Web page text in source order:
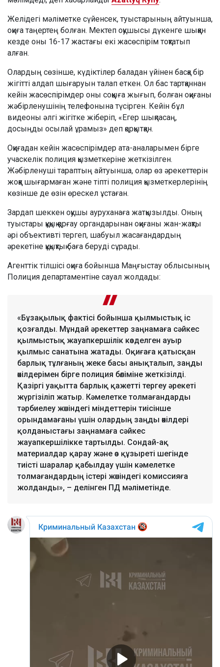
Желідегі мәліметке сүйенсек, туыстарының айтуынша,
оқиға таңертең болған. Мектеп оқушысы дүкенге шыққан
кезде оны 16-17 жастағы екі жасөспірім тоқтатып
алған.
Олардың сөзінше, күдіктілер баладан үйінен басқа бір
жігітті алдап шығаруын талап еткен. Ол бас тартқаннан
кейін жасөспірімдер оны соққыға жығып, болған оқиғаны
жәбірленушінің телефонына түсірген. Кейін бұл
видеоны әлгі жігітке жіберіп, «Егер шықпасаң,
досыңды осылай ұрамыз» деп қорқытқан.
Оқиғадан кейін жасөспірімдер ата-аналарымен бірге
учаскелік полиция қызметкеріне жеткізілген.
Жәбірленуші тараптың айтуынша, олар өз әрекеттерін
жоққа шығармаған және тіпті полиция қызметкерлерінің
көзінше де өзін өрескел ұстаған.
Зардап шеккен оқушы ауруханаға жатқызылды. Оның
туыстары құқық қорғау органдарынан оқиғаны жан-жақты
әрі объективті тергеп, шабуыл жасағандардың
әрекетіне құқықтық баға беруді сұрады.
Агенттік тілшісі оқиға бойынша Маңғыстау облысының
Полиция департаментіне сауал жолдады:
«Бұзақылық фактісі бойынша қылмыстық іс
қозғалды. Мұндай әрекеттер заңнамаға сәйкес
қылмыстық жауапкершілік көзделген ауыр
қылмыс санатына жатады. Оқиғаға қатысқан
барлық тұлғаның жеке басы анықталып, заңды
өкілдерімен бірге полиция бөліміне жеткізілді.
Қазіргі уақытта барлық қажетті тергеу әрекеті
жүргізіліп жатыр. Кәмелетке толмағандарды
тәрбиелеу жөніндегі міндеттерін тиісінше
орындамағаны үшін олардың заңды өкілдері
қолданыстағы заңнамаға сәйкес
жауапкершілікке тартылды. Сондай-ақ
материалдар қарау және өз құзыреті шегінде
тиісті шаралар қабылдау үшін кәмелетке
толмағандардың істері жөніндегі комиссияға
жолданды», – делінген ПД мәліметінде.